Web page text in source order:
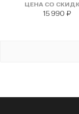
ЦЕНА СО
15 990 ₽